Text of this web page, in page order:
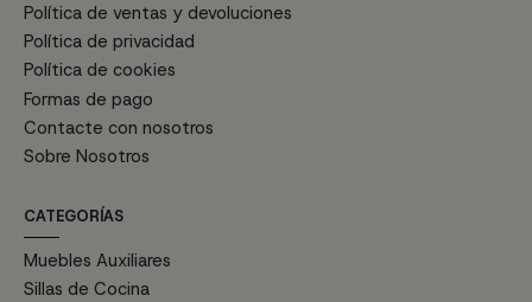
Política de ventas y devoluciones
Política de privacidad
Política de cookies
Formas de pago
Contacte con nosotros
Sobre Nosotros
CATEGORÍAS
Muebles Auxiliares
Sillas de Cocina